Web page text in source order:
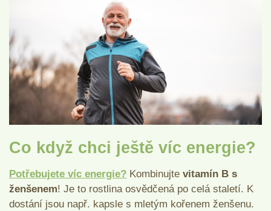
Co když chci ještě víc energie?
Potřebujete víc energie? Kombinujte vitamín B s
ženšenem! Je to rostlina osvědčená po celá staletí. K
dostání jsou např. kapsle s mletým kořenem ženšenu.